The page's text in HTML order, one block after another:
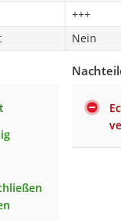
+++
Nein